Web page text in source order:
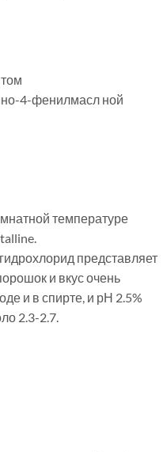
4-фенилмасл ной
температуре
представляет
и вкус очень
и в спирте, и рН 2.5%
2.3-2.7.